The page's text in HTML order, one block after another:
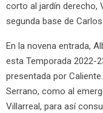
corto al jardín derecho,
segunda base de
En la novena entrada,
esta Temporada 2022-
presentada por
Serrano, como al
Villarreal, para así